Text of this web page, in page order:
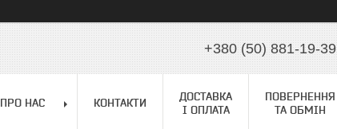
+380 (50) 881-19-39
ПРО НАС КОНТАКТИ
ДОСТАВКА
І ОПЛАТА
ПОВЕРНЕННЯ
ТА ОБМІН